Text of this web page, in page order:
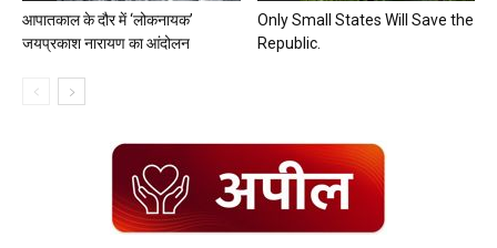
आपातकाल के दौर में ‘लोकनायक’
जयप्रकाश नारायण का आंदोलन
Only Small States Will Save the
Republic.